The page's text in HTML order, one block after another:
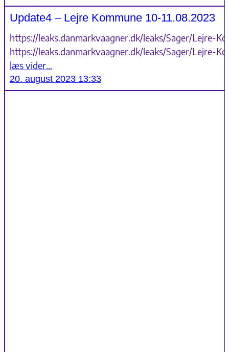
Update4 – Lejre Kommune 10-11.08.2023
https://leaks.danmarkvaagner.dk/leaks/Sager/Lejre-
https://leaks.danmarkvaagner.dk/leaks/Sager/Lejre-
læs vider…
20. august 2023 13:33